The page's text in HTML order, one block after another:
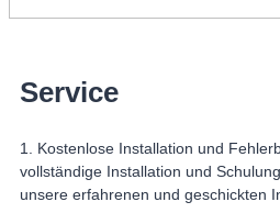
Service
1. Kostenlose Installation und
vollständige Installation und
unsere erfahrenen und geschickten